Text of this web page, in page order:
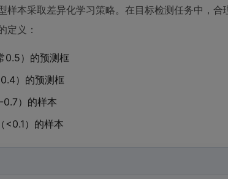
本采取差异化学习策略。在目标检测任务中，合
定义：
0.5）的预测框
）的预测框
0.7）的样本
<0.1）的样本